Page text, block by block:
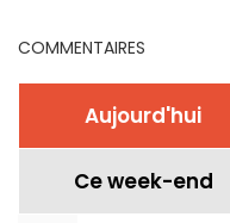
COMMENTAIRES
Aujourd'hui
Ce week-end